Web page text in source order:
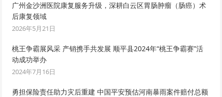
广州金沙洲医院康复服务升级，深耕白云区胃肠肿瘤（肠癌）术
后康复领域
2026年5月21日
桃王争霸展风采 产销携手共发展 顺平县2024年“桃王争霸赛”活
动成功举办
2024年7月16日
勇担保险责任助力灾后重建 中国平安预估河南暴雨案件赔付总额